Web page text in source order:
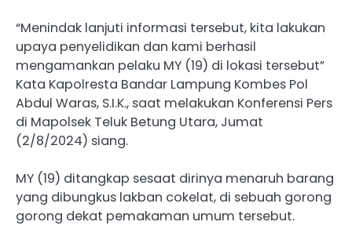
“Menindak lanjuti informasi tersebut, kita lakukan
upaya penyelidikan dan kami berhasil
mengamankan pelaku MY (19) di lokasi tersebut”
Kata Kapolresta Bandar Lampung Kombes Pol
Abdul Waras, S.I.K., saat melakukan Konferensi Pers
di Mapolsek Teluk Betung Utara, Jumat
(2/8/2024) siang.
MY (19) ditangkap sesaat dirinya menaruh barang
yang dibungkus lakban cokelat, di sebuah gorong
gorong dekat pemakaman umum tersebut.